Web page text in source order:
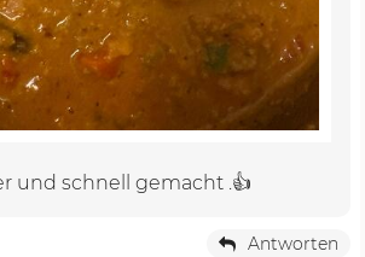
und schnell gemacht .👍
Antworten